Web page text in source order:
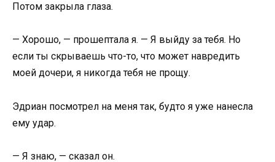
Потом закрыла глаза.
— Хорошо, — прошептала я. — Я выйду за тебя. Но
если ты скрываешь что-то, что может навредить
моей дочери, я никогда тебя не прощу.
Эдриан посмотрел на меня так, будто я уже нанесла
ему удар.
— Я знаю, — сказал он.